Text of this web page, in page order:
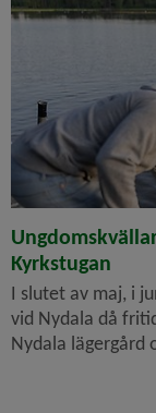
Kyrkstugan
I slutet av maj, i
vid Nydala då
Nydala lägergård